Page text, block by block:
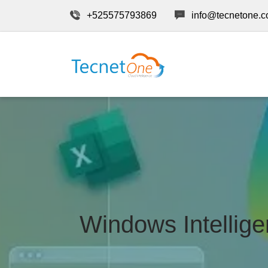
+525575793869
Windows